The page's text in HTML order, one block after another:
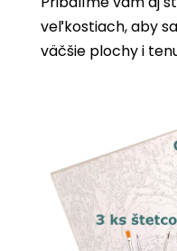
veľkostiach, aby
väčšie plochy i